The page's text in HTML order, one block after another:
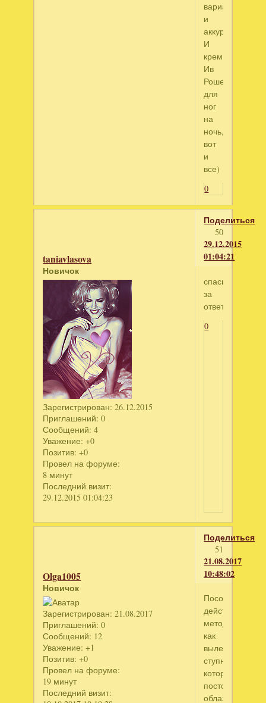
вариант
и
аккуратный.
И
крем
Ив
Роше
для
ног
на
ночь,
вот
и
все)
0
Поделиться
50
29.12.2015
01:04:21
taniavlasova
Новичок
Зарегистрирован: 26.12.2015
Приглашений: 0
Сообщений: 4
Уважение: +0
Позитив: +0
Провел на форуме:
8 минут
Последний визит:
29.12.2015 01:04:23
спасибо
за
ответ!
0
Поделиться
51
21.08.2017
10:48:02
Olga1005
Новичок
Зарегистрирован: 21.08.2017
Приглашений: 0
Сообщений: 12
Уважение: +1
Позитив: +0
Провел на форуме:
19 минут
Последний визит:
Посоветуйте
действенный
метод
как
вылечить
ступни
которые
постоянно
облазят(